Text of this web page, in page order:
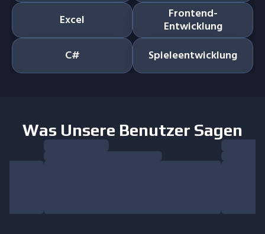
Excel Frontend-
Entwicklung
C#
Spieleentwicklung
Was Unsere Benutzer Sagen